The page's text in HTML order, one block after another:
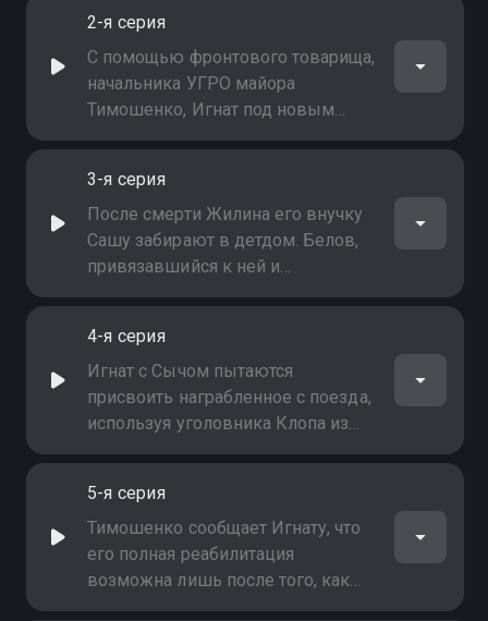
ограблению дипломатов, которые
возвращают на родину
вывезенные немцами
драгоценности
2-я серия
С помощью фронтового товарища,
начальника УГРО майора
Тимошенко, Игнат под новым
именем осваивается в городке,
Он селится в коммуналке и
сходится с соседями -
безработным Жилиным, его
внучкой Сашей, скрипачкой
Виолой
3-я серия
После смерти Жилина его внучку
Сашу забирают в детдом. Белов,
привязавшийся к ней и
чувствующий свою вину, обещает
Игнат ухаживает за соседкой
Виолой
4-я серия
Игнат с Сычом пытаются
присвоить награбленное с поезда,
используя уголовника Клопа из
банды Горелого. Однако Клоп
того убивают. Погибает и скупщик
краденого, который должен был
реализовать драгоценности
5-я серия
Тимошенко сообщает Игнату, что
его полная реабилитация
возможна лишь после того, как
будет задержана вся банда